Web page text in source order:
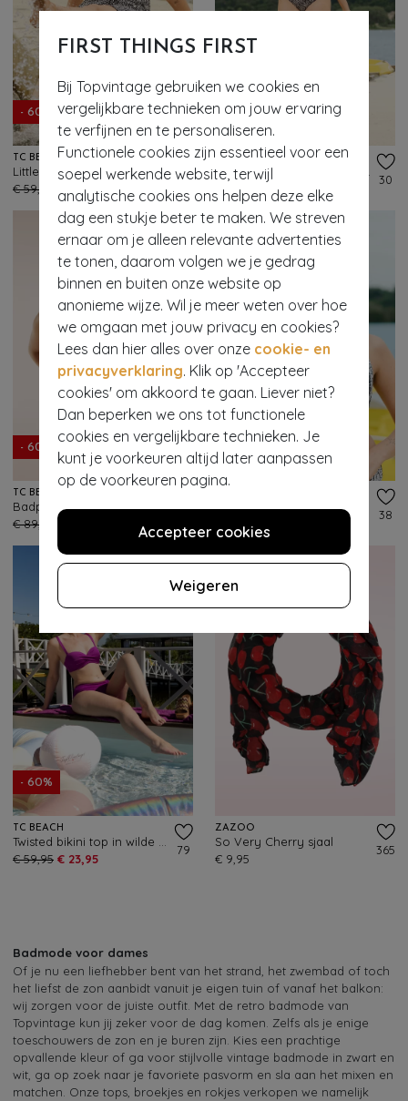
FIRST THINGS FIRST
Bij Topvintage gebruiken we cookies en
vergelijkbare technieken om jouw ervaring
te verfijnen en te personaliseren.
Functionele cookies zijn essentieel voor een
soepel werkende website, terwijl
analytische cookies ons helpen deze elke
dag een stukje beter te maken. We streven
ernaar om je alleen relevante advertenties
te tonen, daarom volgen we je gedrag
binnen en buiten onze website op
anonieme wijze. Wil je meer weten over hoe
we omgaan met jouw privacy en cookies?
Lees dan hier alles over onze cookie- en
privacyverklaring. Klik op 'Accepteer
cookies' om akkoord te gaan. Liever niet?
Dan beperken we ons tot functionele
cookies en vergelijkbare technieken. Je
kunt je voorkeuren altijd later aanpassen
op de voorkeuren pagina.
Accepteer cookies
Weigeren
- 60%
TC BEACH
Little Leopard Halter strandjurk in zwart en crème
€ 59,95
€ 23,95
48
- 60%
TC BEACH
€ 39,95
€ 15,95
30
- 60%
TC BEACH
Badpak met buckle in zwart
€ 89,95
€ 64,95
38
- 60%
TC BEACH
€ 59,95 € 23,95
79
ZAZOO
So Very Cherry sjaal
€ 9,95
365
Badmode voor dames
Of je nu een liefhebber bent van het strand, het zwembad of toch
het liefst de zon aanbidt vanuit je eigen tuin of vanaf het balkon:
wij zorgen voor de juiste outfit. Met de retro badmode van
Topvintage kun jij zeker voor de dag komen. Zelfs als je enige
toeschouwers de zon en je buren zijn. Kies een prachtige
opvallende kleur of ga voor stijlvolle vintage badmode in zwart en
wit, ga op zoek naar je favoriete pasvorm en sla aan het mixen en
matchen. Onze tops, broekjes en rokjes verkopen we namelijk